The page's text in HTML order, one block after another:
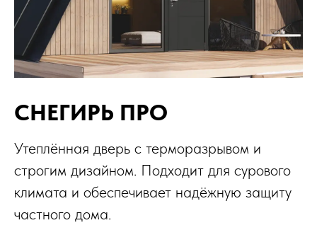
СНЕГИРЬ ПРО
Утеплённая дверь с терморазрывом и
строгим дизайном. Подходит для сурового
климата и обеспечивает надёжную защиту
частного дома.